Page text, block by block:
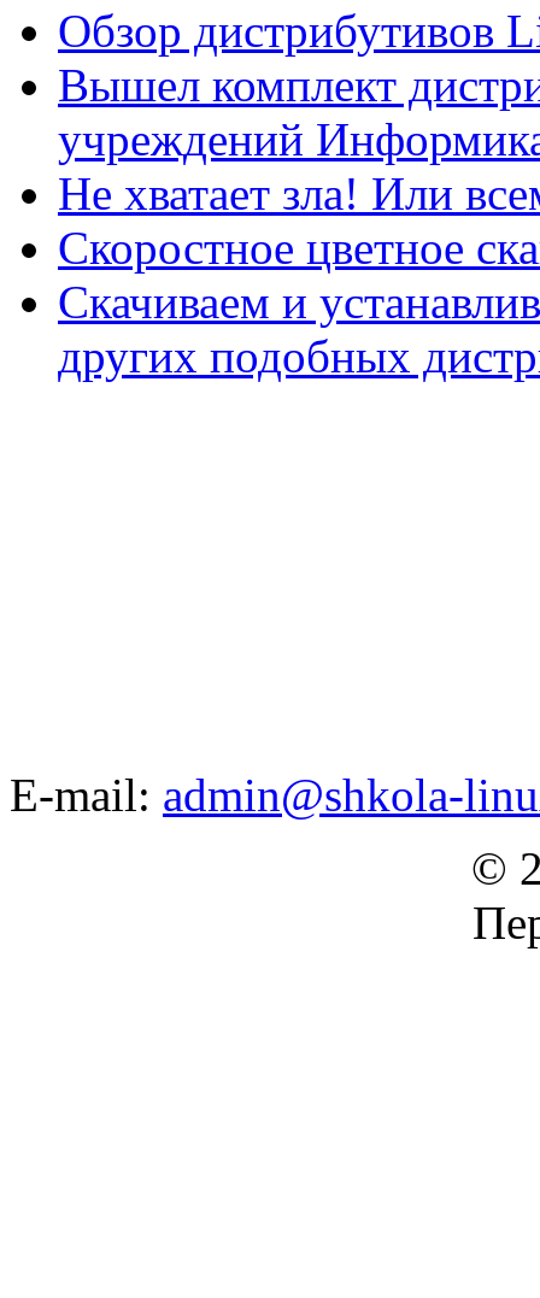
Обзор дистрибутивов
Вышел комплект
учреждений
Не хватает зла! Или
Скоростное цветное
Скачиваем и
других подобных
E-mail: admin@shkola-
©